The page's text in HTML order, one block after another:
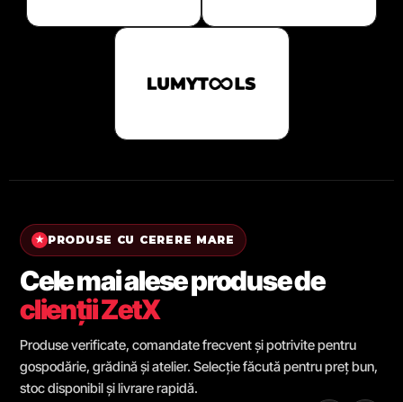
★ PRODUSE CU CERERE MARE
Cele mai alese produse de
clienții ZetX
Produse verificate, comandate frecvent și potrivite pentru
gospodărie, grădină și atelier. Selecție făcută pentru preț bun,
stoc disponibil și livrare rapidă.